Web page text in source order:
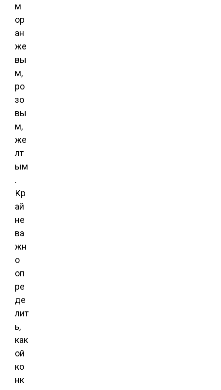
м
ор
ан
же
вы
м,
ро
зо
вы
м,
же
лт
ым
.
Кр
ай
не
ва
жн
о
оп
ре
де
лит
ь,
как
ой
ко
нк